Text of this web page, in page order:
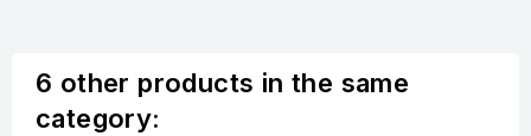
6 other products in the same
category: